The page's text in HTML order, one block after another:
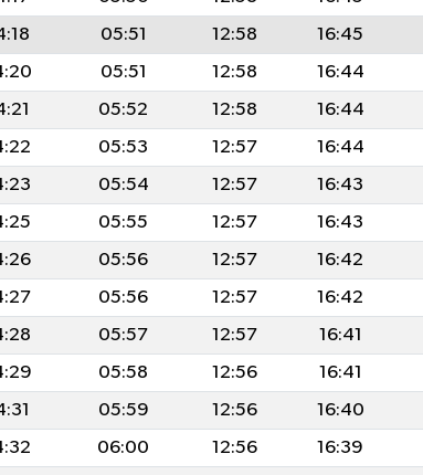
05:51 12:58 16:45
05:51 12:58 16:44
05:52 12:58 16:44
05:53 12:57 16:44
05:54 12:57 16:43
05:55 12:57 16:43
05:56 12:57 16:42
05:56 12:57 16:42
05:57 12:57 16:41
05:58 12:56 16:41
05:59 12:56 16:40
06:00 12:56 16:39